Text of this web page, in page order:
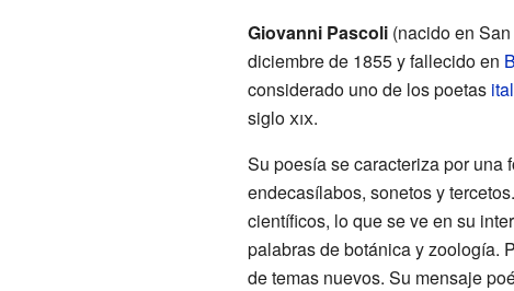
Giovanni Pascoli(nacido en San
diciembre de 1855 y fallecido en
considerado uno de los poetas
sigloxix.
Su poesía se caracteriza por una
endecasílabos, sonetos y
científicos, lo que se ve en su
palabras de botánica y zoología.
de temas nuevos. Su mensaje